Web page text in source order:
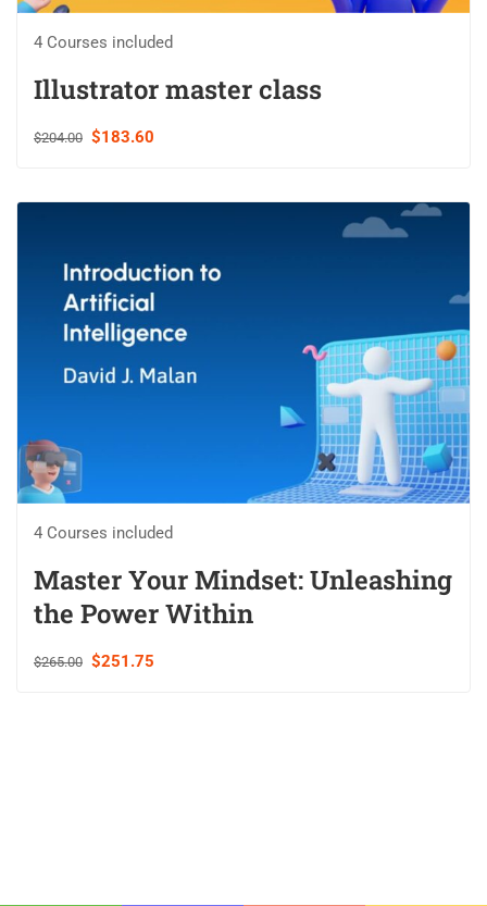
4 Courses included
Illustrator master class
$204.00 $183.60
4 Courses included
Master Your Mindset: Unleashing
the Power Within
$265.00 $251.75